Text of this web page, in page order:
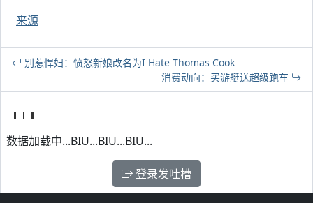
来源
别惹悍妇：愤怒新娘改名为I Hate Thomas Cook
消费动向：买游艇送超级跑车
数据加载中...BIU...BIU...BIU...
登录发吐槽